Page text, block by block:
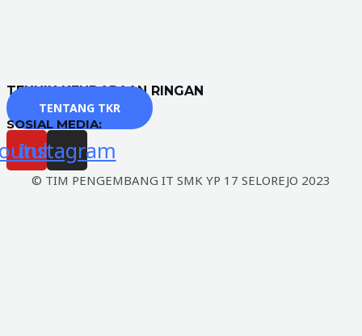
TEKNIK KENDARAAN RINGAN
TENTANG TKR
SOSIAL MEDIA:
Instagram
© TIM PENGEMBANG IT SMK YP 17 SELOREJO 2023